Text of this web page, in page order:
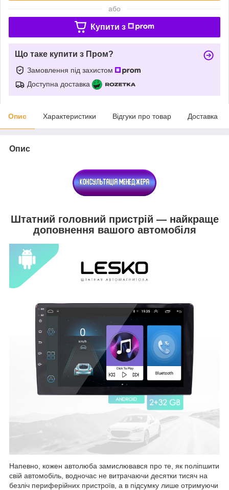
або
Купити з
Що таке купити з Пром?
Замовлення під захистом
Доступна доставка
Опис Характеристики Відгуки про товар Доставка
Опис
Штатний головний пристрій — найкраще
доповнення вашого автомобіля
Напевно, кожен автолюба замислювався про те, як поліпшити
свій автомобіль, водночас не витрачаючи десятки тисяч на
безліч периферійних пристроїв, а в підсумку лише отримуючи